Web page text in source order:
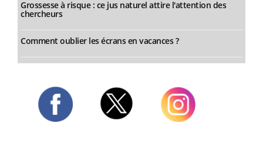
Grossesse à risque : ce jus naturel attire l'attention des
chercheurs
Comment oublier les écrans en vacances ?